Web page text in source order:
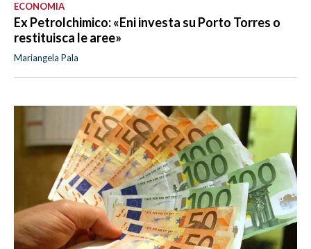
ECONOMIA
Ex Petrolchimico: «Eni investa su Porto Torres o
restituisca le aree»
Mariangela Pala